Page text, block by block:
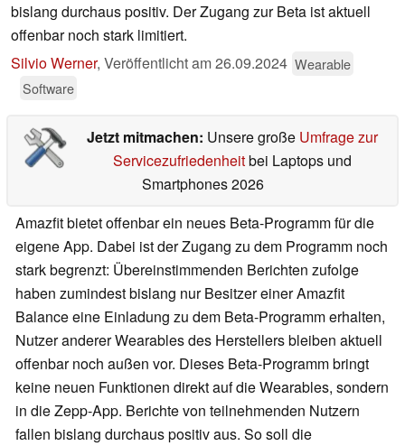
bislang durchaus positiv. Der Zugang zur Beta ist aktuell
offenbar noch stark limitiert.
Silvio Werner, Veröffentlicht am26.09.2024 Wearable
Software
Jetzt mitmachen: Unsere große Umfrage zur
Servicezufriedenheitbei Laptops und
Smartphones 2026
Amazfit bietet offenbar ein neues Beta-Programm für die
eigene App. Dabei ist der Zugang zu dem Programm noch
stark begrenzt: Übereinstimmenden Berichten zufolge
haben zumindest bislang nur Besitzer einer Amazfit
Balance eine Einladung zu dem Beta-Programm erhalten,
Nutzer anderer Wearables des Herstellers bleiben aktuell
offenbar noch außen vor. Dieses Beta-Programm bringt
keine neuen Funktionen direkt auf die Wearables, sondern
in die Zepp-App. Berichte von teilnehmenden Nutzern
fallen bislang durchaus positiv aus. So soll die